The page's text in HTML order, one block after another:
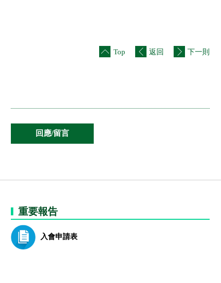
Top 返回 下一則
重要報告
入會申請表